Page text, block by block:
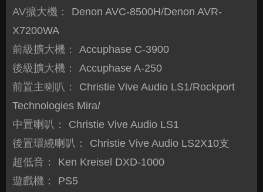
AV擴大機：
Denon AVC-8500H/Denon AVR-
X7200WA
前級擴大機：
Accuphase C-3900
後級擴大機：
Accuphase A-250
前置主喇叭：
Christie Vive Audio LS1/Rockport
Technologies Mira/
中置喇叭：
Christie Vive Audio LS1
後置環繞喇叭：
Christie Vive Audio LS2X10支
超低音：
Ken Kreisel DXD-1000
遊戲機：
PS5